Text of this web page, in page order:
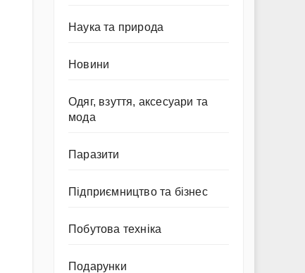
Наука та природа
Новини
Одяг, взуття, аксесуари та
мода
Паразити
Підприємництво та бізнес
Побутова техніка
Подарунки